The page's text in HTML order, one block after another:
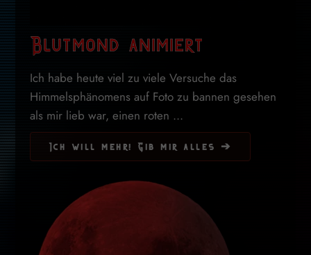
Blutmond animiert
Ich habe heute viel zu viele Versuche das
Himmelsphänomens auf Foto zu bannen gesehen
als mir lieb war, einen roten ...
Ich will mehr! Gib mir alles ➔